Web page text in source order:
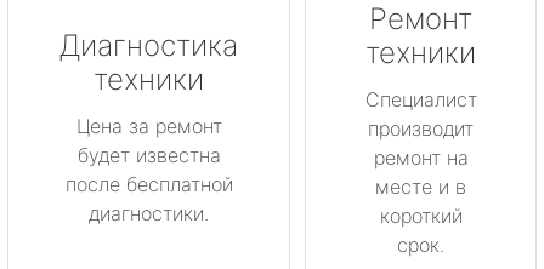
Диагностика
техники
Цена за ремонт
будет известна
после бесплатной
диагностики.
Ремонт
техники
Специалист
производит
ремонт на
месте и в
короткий
срок.